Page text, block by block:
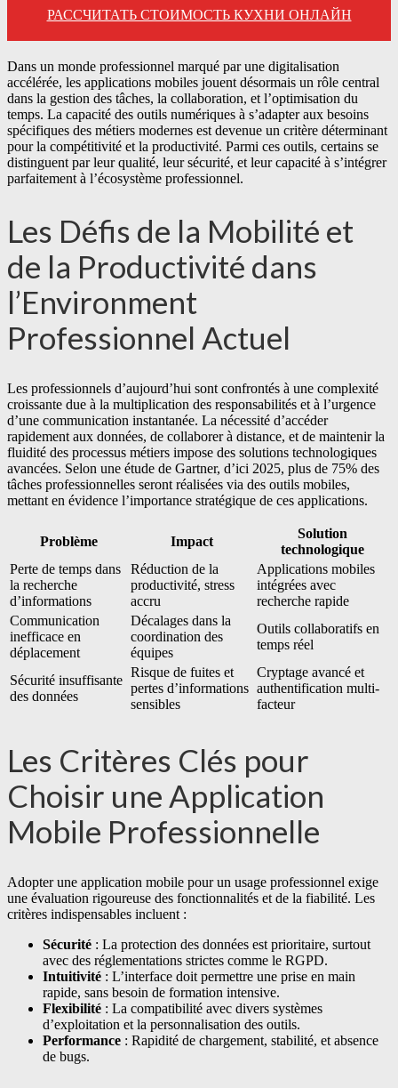
РАССЧИТАТЬ СТОИМОСТЬ КУХНИ ОНЛАЙН
Dans un monde professionnel marqué par une digitalisation
accélérée, les applications mobiles jouent désormais un rôle central
dans la gestion des tâches, la collaboration, et l’optimisation du
temps. La capacité des outils numériques à s’adapter aux besoins
spécifiques des métiers modernes est devenue un critère déterminant
pour la compétitivité et la productivité. Parmi ces outils, certains se
distinguent par leur qualité, leur sécurité, et leur capacité à s’intégrer
parfaitement à l’écosystème professionnel.
Les Défis de la Mobilité et
de la Productivité dans
l’Environment
Professionnel Actuel
Les professionnels d’aujourd’hui sont confrontés à une complexité
croissante due à la multiplication des responsabilités et à l’urgence
d’une communication instantanée. La nécessité d’accéder
rapidement aux données, de collaborer à distance, et de maintenir la
fluidité des processus métiers impose des solutions technologiques
avancées. Selon une étude de Gartner, d’ici 2025, plus de 75% des
tâches professionnelles seront réalisées via des outils mobiles,
mettant en évidence l’importance stratégique de ces applications.
Problème Impact
Solution
technologique
Perte de temps dans
la recherche
d’informations
Réduction de la
productivité, stress
accru
Applications mobiles
intégrées avec
recherche rapide
Communication
inefficace en
déplacement
Décalages dans la
coordination des
équipes
Outils collaboratifs en
temps réel
Sécurité insuffisante
des données
Risque de fuites et
pertes d’informations
sensibles
Cryptage avancé et
authentification multi-
facteur
Les Critères Clés pour
Choisir une Application
Mobile Professionnelle
Adopter une application mobile pour un usage professionnel exige
une évaluation rigoureuse des fonctionnalités et de la fiabilité. Les
critères indispensables incluent :
Sécurité : La protection des données est prioritaire, surtout
avec des réglementations strictes comme le RGPD.
Intuitivité : L’interface doit permettre une prise en main
rapide, sans besoin de formation intensive.
Flexibilité : La compatibilité avec divers systèmes
d’exploitation et la personnalisation des outils.
Performance : Rapidité de chargement, stabilité, et absence
de bugs.